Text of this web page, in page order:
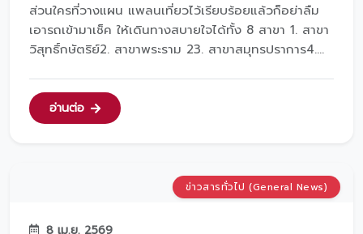
ส่วนใครที่วางแผน แพลนเที่ยวไว้เรียบร้อยแล้วก็อย่าลืม
เอารถเข้ามาเช็ค ให้เดินทางสบายใจได้ทั้ง 8 สาขา 1. สาขา
วิสุทธิ์กษัตริย์2. สาขาพระราม 23. สาขาสมุทรปราการ4.
สาขาสี่แยกบ้านแขก8. สาขาหลานหลวงเดินทางใกล้ ไกล
โตโยต้าวรจักร์ยนต์พร้อมดูแลสอบถามรายละเอียดเพิ...
อ่านต่อ
ข่าวสารทั่วไป (General News)
8 เม.ย. 2569